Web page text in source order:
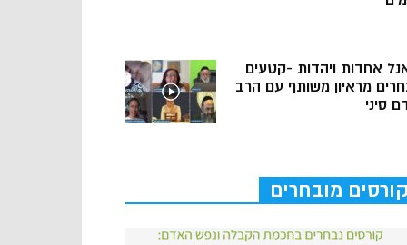
אחדות ויהדות -קטעים
מראיון משותף עם הרב
סיני
קורסים מובחרים